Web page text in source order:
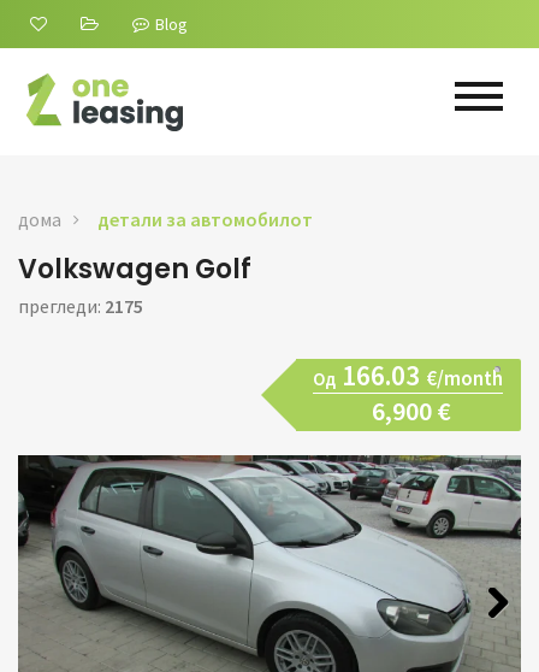
Blog
дома детали за автомобилот
Volkswagen Golf
прегледи: 2175
Од 166.03 €/month
6,900 €
Next